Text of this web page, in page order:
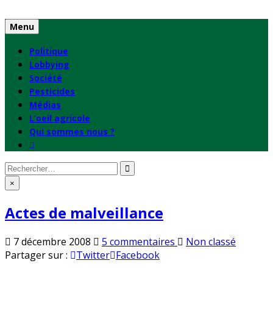
to
content
Menu
Politique
Lobbying
Société
Pesticides
Médias
L’oeil agricole
Qui sommes nous ?
Rechercher
: ×
Actes de malveillance
7 décembre 2008 5 commentaires surPublié
Non classé
Partager sur :
Twitter Facebook